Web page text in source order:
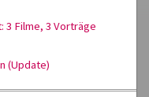
3 Filme, 3 Vorträge
(Update)